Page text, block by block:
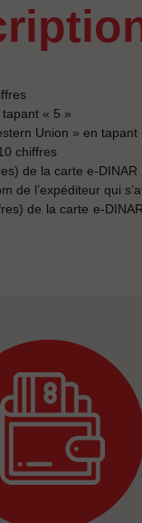
« 5 »
Union » en tapant
chiffres
de la carte e-DINAR
de l’expéditeur qui
de la carte e-